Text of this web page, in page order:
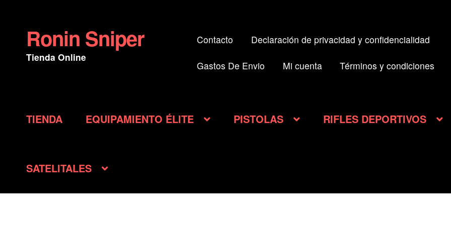
Ir
a
la
Ir
al
contenido
Ronin Sniper
Tienda Online
Contacto Declaración de privacidad y confidencialidad
Gastos De Envio Mi cuenta Términos y condiciones
TIENDA EQUIPAMIENTO ÉLITE PISTOLAS RIFLES DEPORTIVOS
SATELITALES